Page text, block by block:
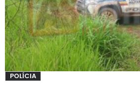
POLÍCIA